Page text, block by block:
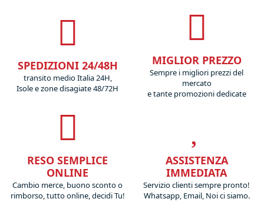
SPEDIZIONI 24/48H
transito medio Italia 24H,
Isole e zone disagiate 48/72H
MIGLIOR PREZZO
Sempre i migliori prezzi del
mercato
e tante promozioni dedicate
RESO SEMPLICE
ONLINE
Cambio merce, buono sconto o
rimborso, tutto online, decidi Tu!
ASSISTENZA
IMMEDIATA
Servizio clienti sempre pronto!
Whatsapp, Email, Noi ci siamo.